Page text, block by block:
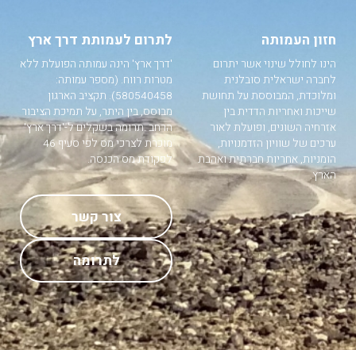
חזון העמותה
הינו לחולל שינוי אשר יתרום
לחברה ישראלית סובלנית
ומלוכדת, המבוססת על תחושת
שייכות ואחריות הדדית בין
אזרחיה השונים, ופועלת לאור
ערכים של שוויון הזדמנויות,
הומניות, אחריות חברתית ואהבת
הארץ.
לתרום לעמותת דרך ארץ
'דרך ארץ' הינה עמותה הפועלת ללא
מטרות רווח. (מספר עמותה:
580540458). תקציב הארגון
מבוסס, בין היתר, על תמיכת הציבור
הרחב .תרומה בשקלים ל-'דרך ארץ'
מוכרת לצרכי מס לפי סעיף 46
לפקודת מס הכנסה.
צור קשר
לתרומה